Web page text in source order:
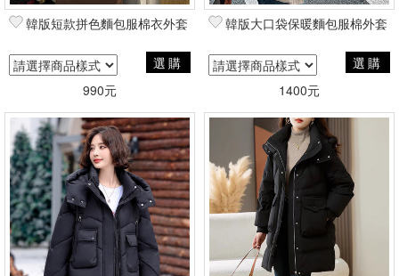
韓版短款拼色麵包服棉衣外套
選購
990元
韓版大口袋保暖麵包服棉外套
選購
1400元